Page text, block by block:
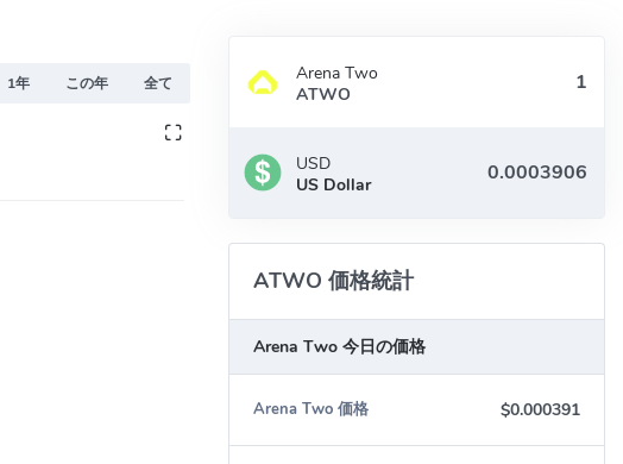
1年 この年 全て
Arena Two
ATWO
USD
US Dollar
ATWO 価格統計
Arena Two 今日の価格
Arena Two 価格 $0.000391